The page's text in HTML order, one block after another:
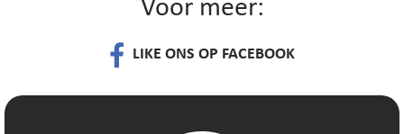
Voor meer:
LIKE ONS OP FACEBOOK